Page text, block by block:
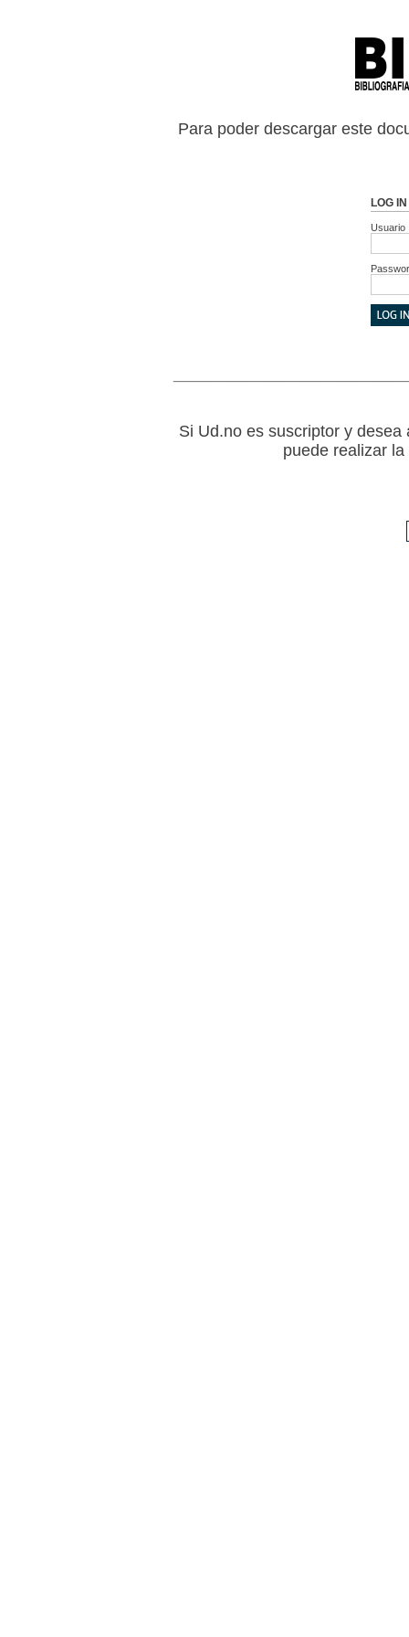
Para poder descargar este
LOG IN
Usuario
Si Ud.no es suscriptor y
puede realizar